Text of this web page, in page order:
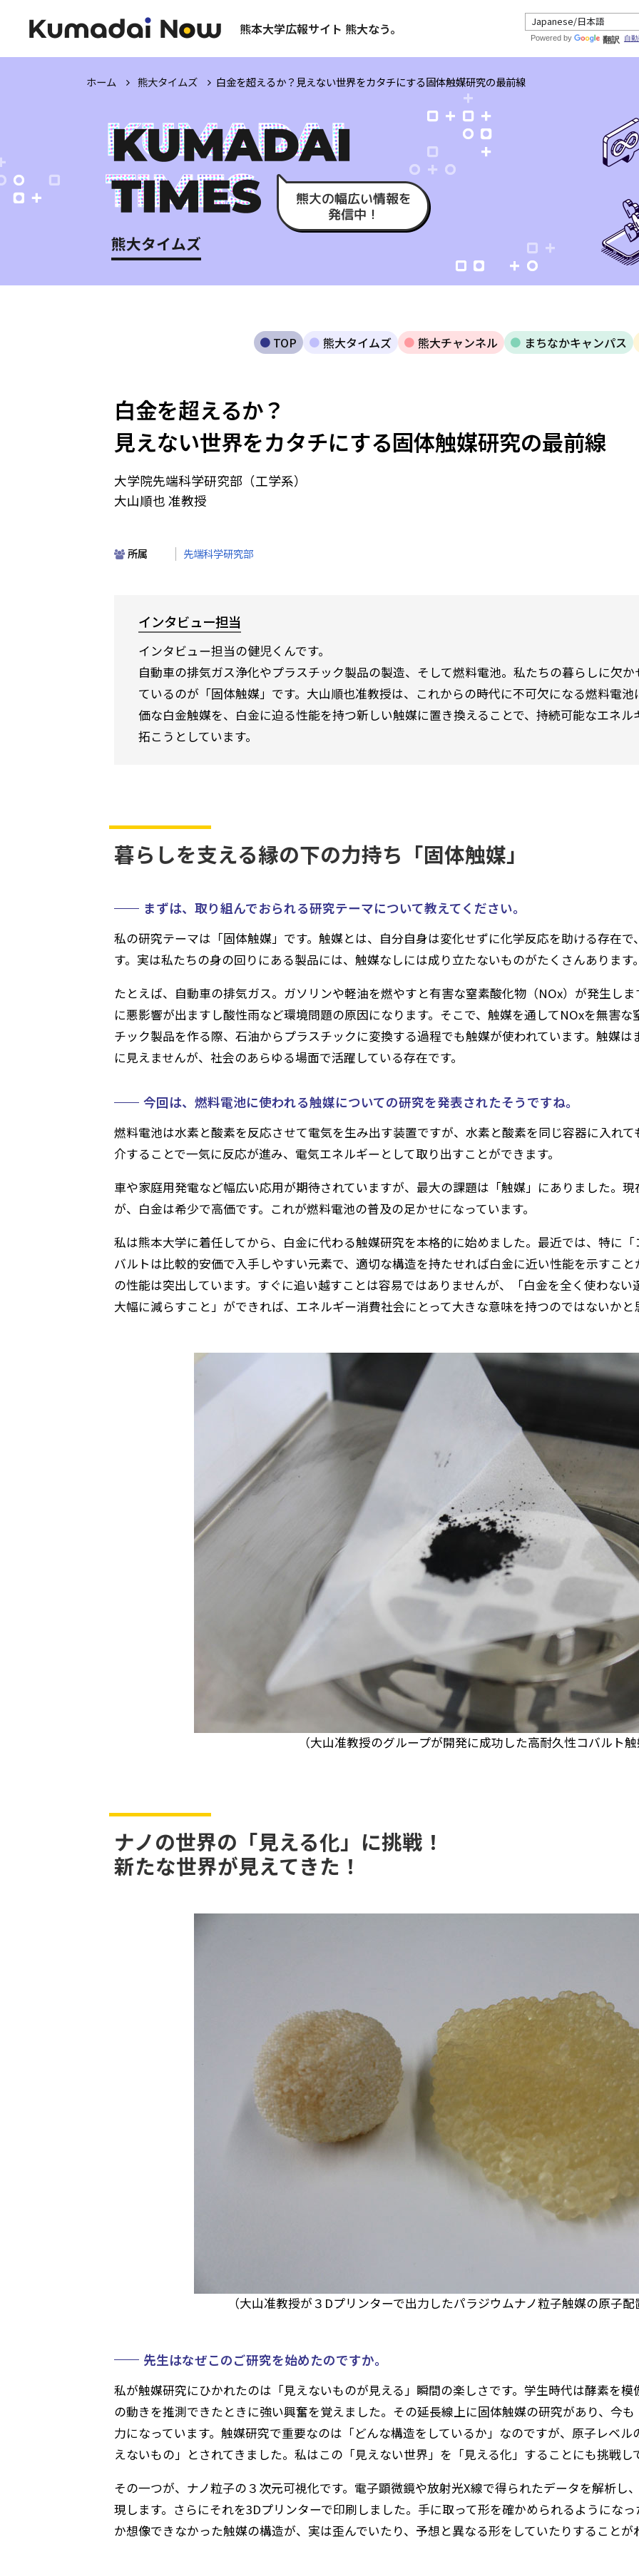
熊本大学広報サイト 熊大なう。
Powered by 翻訳 自
ホーム 熊大タイムズ 白金を超えるか？ 見えない世界をカタチにする固体触媒研究の最前線
熊大タイムズ
TOP 熊大タイムズ 熊大チャンネル まちなかキャンパス
白金を超えるか？
見えない世界をカタチにする固体触媒研究の最前線
大学院先端科学研究部（工学系）
大山順也 准教授
所属 先端科学研究部
インタビュー担当
インタビュー担当の健児くんです。
自動車の排気ガス浄化やプラスチック製品の製造、そして燃料電池。私たちの暮らしに欠
ているのが「固体触媒」です。大山順也准教授は、これからの時代に不可欠になる燃料電池
価な白金触媒を、白金に迫る性能を持つ新しい触媒に置き換えることで、持続可能なエネル
拓こうとしています。
暮らしを支える縁の下の力持ち「固体触媒」
まずは、取り組んでおられる研究テーマについて教えてください。
私の研究テーマは「固体触媒」です。触媒とは、自分自身は変化せずに化学反応を助ける存在
す。実は私たちの身の回りにある製品には、触媒なしには成り立たないものがたくさんあります
たとえば、自動車の排気ガス。ガソリンや軽油を燃やすと有害な窒素酸化物（NOx）が発生し
に悪影響が出ますし酸性雨など環境問題の原因になります。そこで、触媒を通してNOxを無害
チック製品を作る際、石油からプラスチックに変換する過程でも触媒が使われています。触媒
に見えませんが、社会のあらゆる場面で活躍している存在です。
今回は、燃料電池に使われる触媒についての研究を発表されたそうですね。
燃料電池は水素と酸素を反応させて電気を生み出す装置ですが、水素と酸素を同じ容器に入れ
介することで一気に反応が進み、電気エネルギーとして取り出すことができます。
車や家庭用発電など幅広い応用が期待されていますが、最大の課題は「触媒」にありました。
が、白金は希少で高価です。これが燃料電池の普及の足かせになっています。
私は熊本大学に着任してから、白金に代わる触媒研究を本格的に始めました。最近では、特に
バルトは比較的安価で入手しやすい元素で、適切な構造を持たせれば白金に近い性能を示すこ
の性能は突出しています。すぐに追い越すことは容易ではありませんが、「白金を全く使わな
大幅に減らすこと」ができれば、エネルギー消費社会にとって大きな意味を持つのではないかと
（大山准教授のグループが開発に成功した高耐久性コバルト
ナノの世界の「見える化」に挑戦！
新たな世界が見えてきた！
（大山准教授が３Dプリンターで出力したパラジウムナノ粒子触媒の原子
先生はなぜこのご研究を始めたのですか。
私が触媒研究にひかれたのは「見えないものが見える」瞬間の楽しさです。学生時代は酵素を
の動きを推測できたときに強い興奮を覚えました。その延長線上に固体触媒の研究があり、今
力になっています。触媒研究で重要なのは「どんな構造をしているか」なのですが、原子レベ
えないもの」とされてきました。私はこの「見えない世界」を「見える化」することにも挑戦し
その一つが、ナノ粒子の３次元可視化です。電子顕微鏡や放射光X線で得られたデータを解析し
現します。さらにそれを3Dプリンターで印刷しました。手に取って形を確かめられるようにな
か想像できなかった触媒の構造が、実は歪んでいたり、予想と異なる形をしていたりすることが
Kumadai Now（熊大なう。）とは
熊大タイムズ
熊大チャンネル
熊大通信
メディア・報道機関の方々へ